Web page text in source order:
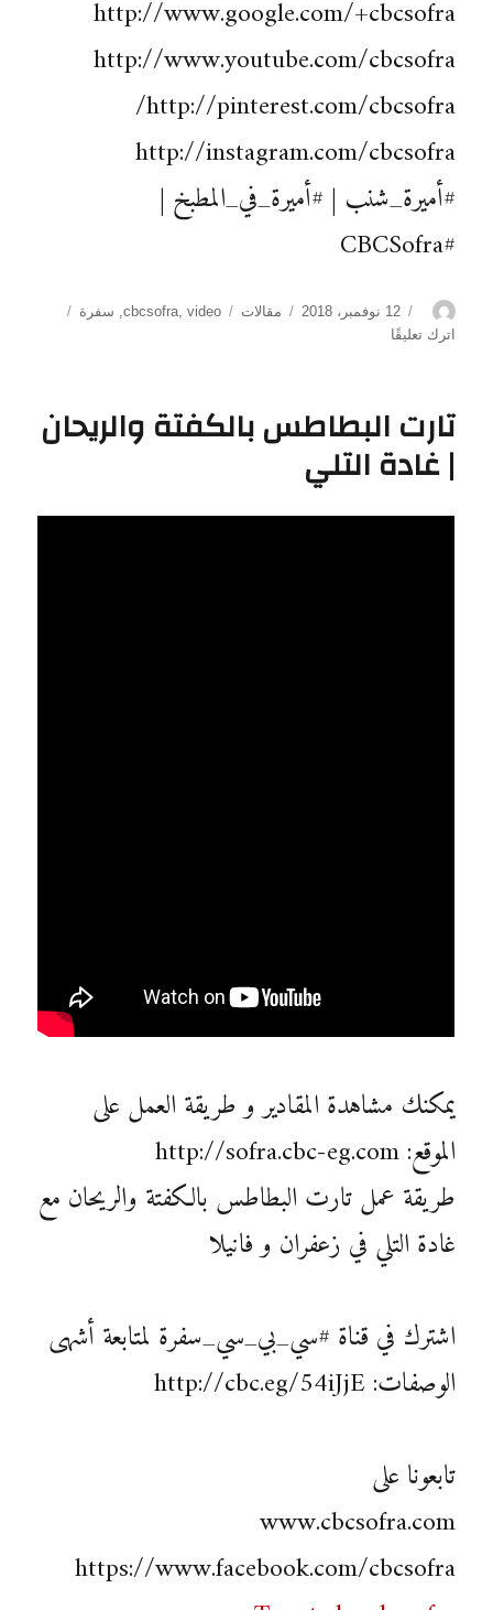
http://www.google.com/+cbcsofra
http://www.youtube.com/cbcsofra
http://pinterest.com/cbcsofra/
http://instagram.com/cbcsofra
#أميرة_شنب | #أميرة_في_المطبخ |
#CBCSofra
الكاتبنُشرت
في
12 نوفمبر، 2018 التصنيفات
مقالات الوسومcbcsofra, video
, سفرة
اترك تعليقًا
أميرة
شنب
تارت البطاطس بالكفتة والريحان
| غادة التلي
يمكنك مشاهدة المقادير و طريقة العمل على
الموقع: http://sofra.cbc-eg.com
طريقة عمل تارت البطاطس بالكفتة والريحان مع
غادة التلي في زعفران و فانيلا
اشترك في قناة #سي_بي_سي_سفرة لمتابعة أشهى
الوصفات: http://cbc.eg/54iJjE
تابعونا على
www.cbcsofra.com
https://www.facebook.com/cbcsofra